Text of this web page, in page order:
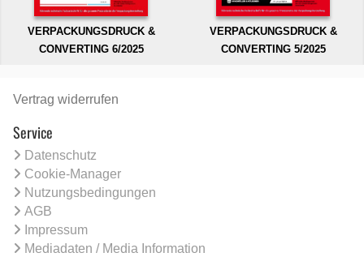
VERPACKUNGSDRUCK &
CONVERTING 6/2025
VERPACKUNGSDRUCK &
CONVERTING 5/2025
Vertrag widerrufen
Service
Datenschutz
Cookie-Manager
Nutzungsbedingungen
AGB
Impressum
Mediadaten / Media Information